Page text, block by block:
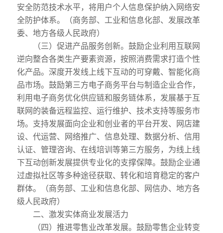
安全防范技术水平，将用户个人信息保护纳入网络安
全防护体系。（商务部、工业和信息化部、发展改革
委、地方各级人民政府）
（三）促进产品服务创新。鼓励企业利用互联网
逆向整合各类生产要素资源，按照消费需求打造个性
化产品。深度开发线上线下互动的可穿戴、智能化商
品市场。鼓励第三方电子商务平台与制造企业合作，
利用电子商务优化供应链和服务链体系，发展基于互
联网的装备远程监控、运行维护、技术支持等服务市
场。支持发展面向企业和创业者的平台开发、网店建
设、代运营、网络推广、信息处理、数据分析、信用
认证、管理咨询、在线培训等第三方服务，为线上线
下互动创新发展提供专业化的支撑保障。鼓励企业通
过虚拟社区等多种途径获取、转化和培育稳定的客户
群体。（商务部、工业和信息化部、网信办、地方各
级人民政府）
二、激发实体商业发展活力
（四）推进零售业改革发展。鼓励零售企业转变